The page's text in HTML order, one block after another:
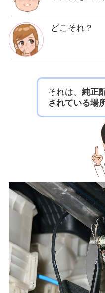
どこそれ？
それは、 純正
されている場